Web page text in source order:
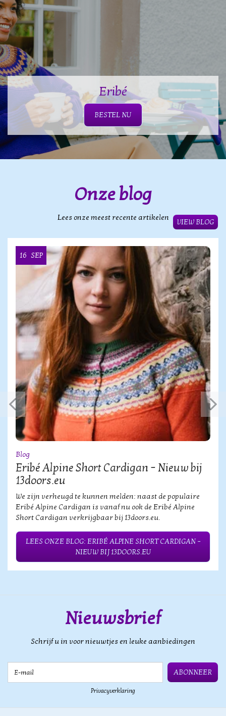
Eribé
BESTEL NU
Onze blog
Lees onze meest recente artikelen
VIEW BLOG
16 SEP
Blog
Eribé Alpine Short Cardigan – Nieuw bij
13doors.eu
We zijn verheugd te kunnen melden: naast de populaire
Eribé Alpine Cardigan is vanaf nu ook de Eribé Alpine
Short Cardigan verkrijgbaar bij 13doors.eu.
LEES ONZE BLOG: ERIBÉ ALPINE SHORT CARDIGAN –
NIEUW BIJ 13DOORS.EU
Nieuwsbrief
Schrijf u in voor nieuwtjes en leuke aanbiedingen
ABONNEER
Privacyverklaring